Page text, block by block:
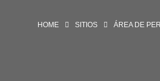
HOME SITIOS ÁREA DE